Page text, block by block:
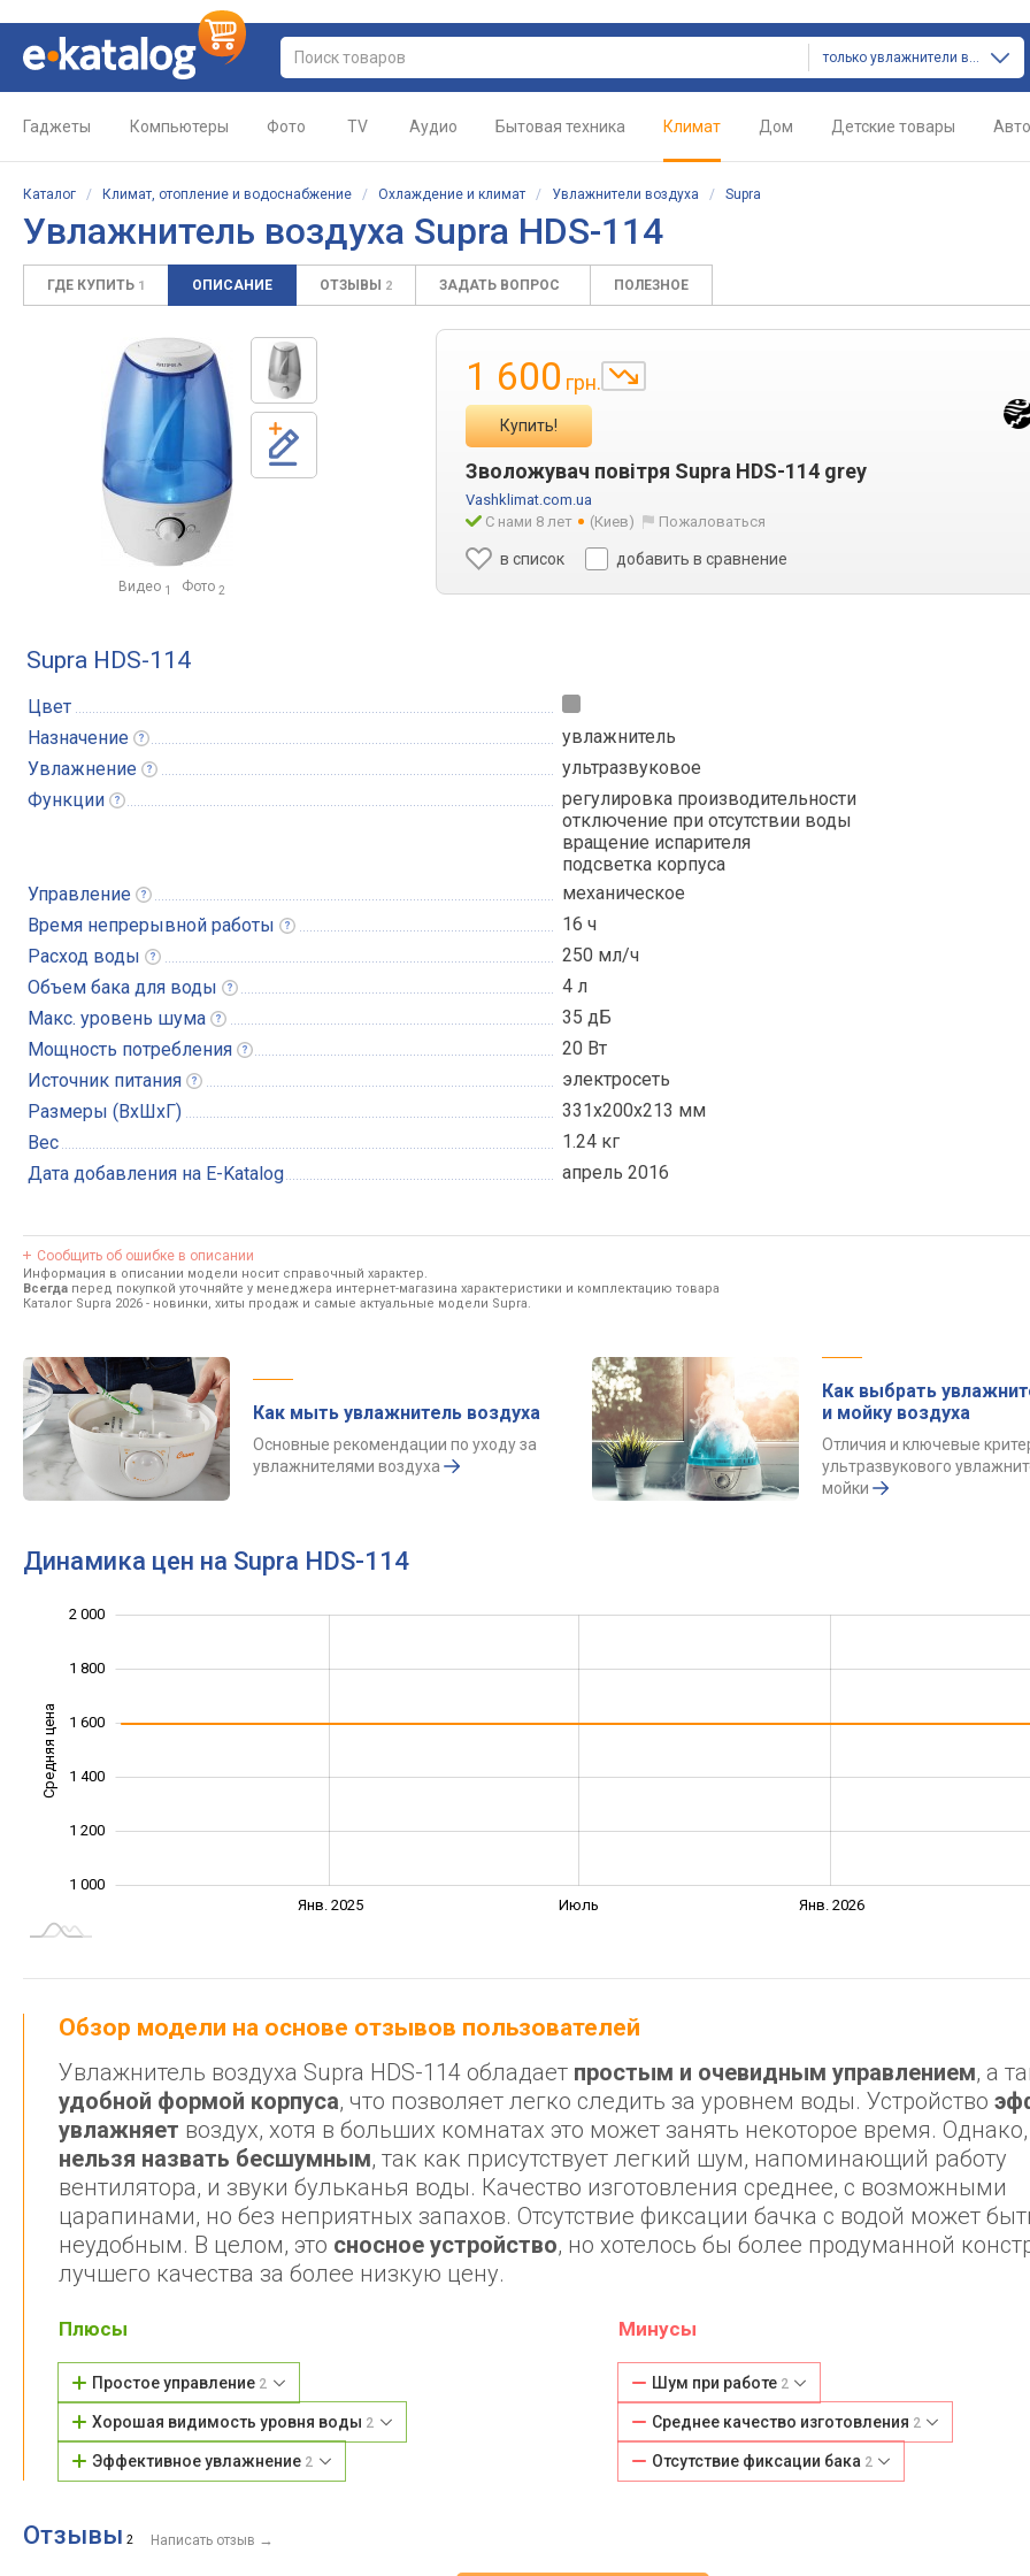
только увлажнители воздуха
Гаджеты Компьютеры Фото TV Аудио Бытовая техника Климат Дом Детские товары Авто
Каталог / Климат, отопление и водоснабжение / Охлаждение и климат / Увлажнители воздуха / Supra
Увлажнитель воздуха Supra HDS-114
ГДЕ КУПИТЬ 1 ОПИСАНИЕ ОТЗЫВЫ 2 ЗАДАТЬ ВОПРОС ПОЛЕЗНОЕ
Видео 1 Фото 2
1 600 грн.
Купить!
Зволожувач повітря Supra HDS-114 grey
Vashklimat.com.ua
С нами 8 лет
(Киев) Пожаловаться
в список добавить в сравнение
Supra HDS-114
Цвет
Назначение
увлажнитель
Увлажнение
ультразвуковое
Функции
регулировка производительности
отключение при отсутствии воды
вращение испарителя
подсветка корпуса
Управление
механическое
Время непрерывной работы
16 ч
Расход воды
250 мл/ч
Объем бака для воды
4 л
Макс. уровень шума
35 дБ
Мощность потребления
20 Вт
Источник питания
электросеть
Размеры (ВхШхГ)
331x200x213 мм
Вес
1.24 кг
Дата добавления на E-Katalog
апрель 2016
Сообщить об ошибке в описании
Информация в описании модели носит справочный характер.
Всегда перед покупкой уточняйте у менеджера интернет-магазина характеристики и комплектацию товара
Каталог Supra 2026 - новинки, хиты продаж и самые актуальные модели Supra.
Как мыть увлажнитель воздуха
Основные рекомендации по уходу за
увлажнителями воздуха
Как выбрать
и мойку воздуха
Отличия и ключевые
ультразвукового
мойки
Динамика цен на Supra HDS-114
Средняя цена
1 000
1 200
1 400
1 600
1 800
2 000
Янв. 2025 Июль Янв. 2026
Обзор модели на основе отзывов пользователей
Увлажнитель воздуха Supra HDS-114 обладает простым и очевидным управлением, а
удобной формой корпуса, что позволяет легко следить за уровнем воды. Устройство
увлажняет воздух, хотя в больших комнатах это может занять некоторое время.
нельзя назвать бесшумным, так как присутствует легкий шум, напоминающий работу
вентилятора, и звуки бульканья воды. Качество изготовления среднее, с возможными
царапинами, но без неприятных запахов. Отсутствие фиксации бачка с водой может
неудобным. В целом, это сносное устройство, но хотелось бы более продуманной
лучшего качества за более низкую цену.
Плюсы
Простое управление 2
Хорошая видимость уровня воды 2
Эффективное увлажнение 2
Минусы
Шум при работе 2
Среднее качество изготовления 2
Отсутствие фиксации бака 2
Отзывы 2 Написать отзыв →